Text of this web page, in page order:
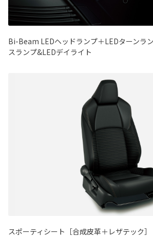
Bi-Beam LEDヘッドランプ＋LEDターンラ
スランプ&LEDデイライト
スポーティシート［合成皮革＋レザテック］